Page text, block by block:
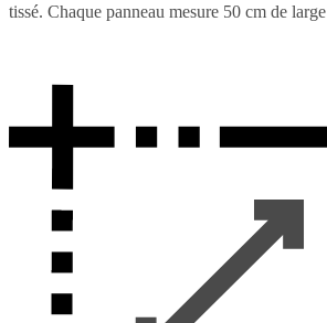
tissé. Chaque panneau mesure 50 cm de large